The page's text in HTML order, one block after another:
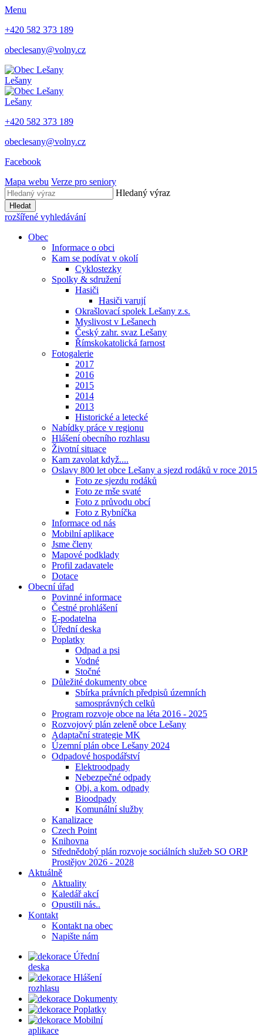
Menu
+420 582 373 189
obeclesany@volny.cz
Lešany
Lešany
+420 582 373 189
obeclesany@volny.cz
Facebook
Mapa webu Verze pro seniory
Hledaný výraz
Hledat
rozšířené vyhledávání
Obec
Informace o obci
Kam se podívat v okolí
Cyklostezky
Spolky & sdružení
Hasiči
Hasiči varují
Okrašlovací spolek Lešany z.s.
Myslivost v Lešanech
Český zahr. svaz Lešany
Římskokatolická farnost
Fotogalerie
2017
2016
2015
2014
2013
Historické a letecké
Nabídky práce v regionu
Hlášení obecního rozhlasu
Životní situace
Kam zavolat když....
Oslavy 800 let obce Lešany a sjezd rodáků v roce 2015
Foto ze sjezdu rodáků
Foto ze mše svaté
Foto z průvodu obcí
Foto z Rybníčka
Informace od nás
Mobilní aplikace
Jsme členy
Mapové podklady
Profil zadavatele
Dotace
Obecní úřad
Povinné informace
Čestné prohlášení
E-podatelna
Úřední deska
Poplatky
Odpad a psi
Vodné
Stočné
Důležité dokumenty obce
Sbírka právních předpisů územních
samosprávných celků
Program rozvoje obce na léta 2016 - 2025
Rozvojový plán zeleně obce Lešany
Adaptační strategie MK
Územní plán obce Lešany 2024
Odpadové hospodářství
Elektroodpady
Nebezpečné odpady
Obj. a kom. odpady
Bioodpady
Komunální služby
Kanalizace
Czech Point
Knihovna
Střednědobý plán rozvoje sociálních služeb SO ORP
Prostějov 2026 - 2028
Aktuálně
Aktuality
Kaledář akcí
Opustili nás..
Kontakt
Kontakt na obec
Napište nám
Úřední
deska
Hlášení
rozhlasu
Dokumenty
Poplatky
Mobilní
aplikace